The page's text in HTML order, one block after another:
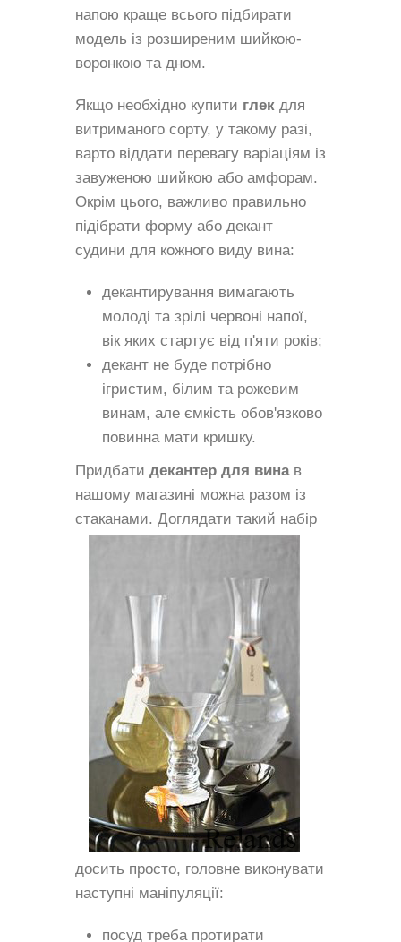
напою краще всього підбирати
модель із розширеним шийкою-
воронкою та дном.
Якщо необхідно купити глек для
витриманого сорту, у такому разі,
варто віддати перевагу варіаціям із
завуженою шийкою або амфорам.
Окрім цього, важливо правильно
підібрати форму або декант
судини для кожного виду вина:
декантирування вимагають
молоді та зрілі червоні напої,
вік яких стартує від п'яти років;
декант не буде потрібно
ігристим, білим та рожевим
винам, але ємкість обов'язково
повинна мати кришку.
Придбати декантер для винав
нашому магазині можна разом із
стаканами. Доглядати такий набір
досить просто, головне виконувати
наступні маніпуляції:
посуд треба протирати